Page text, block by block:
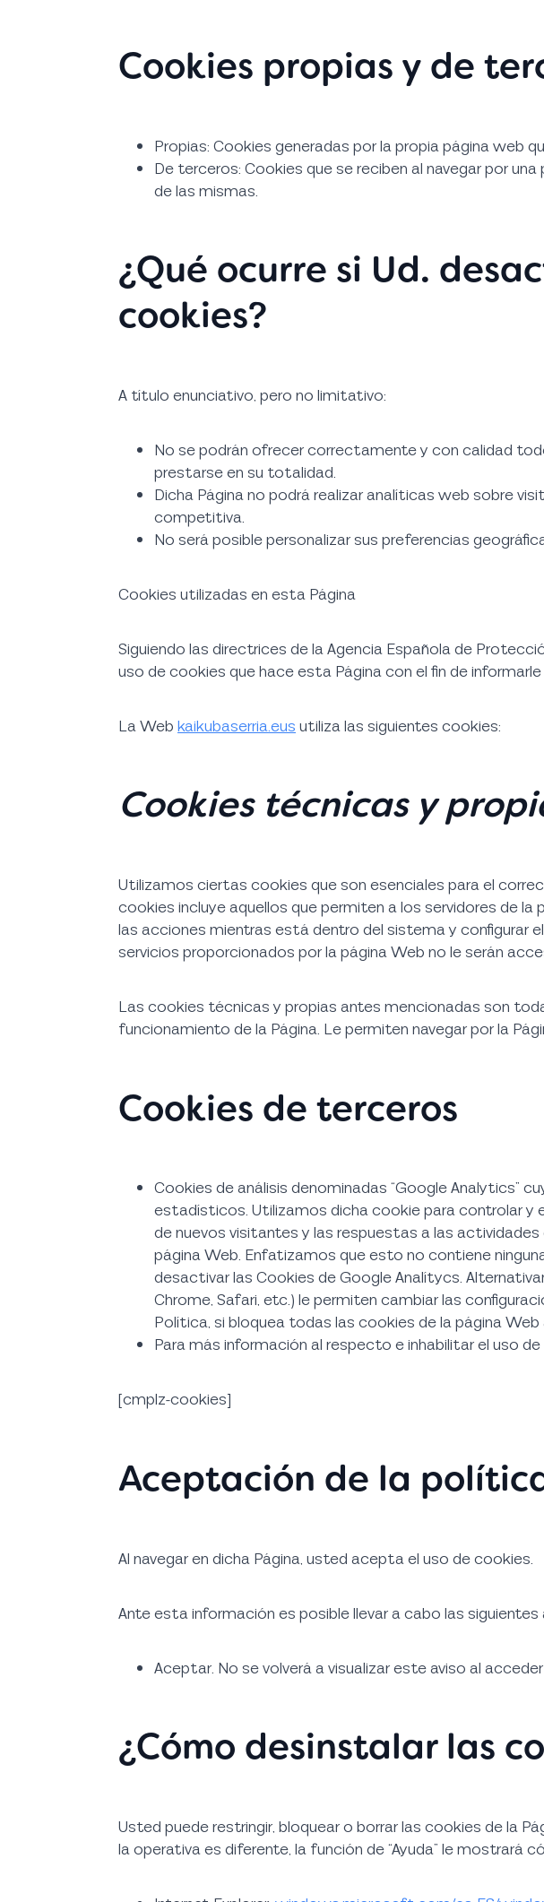
Cookies propias y de
Propias: Cookies generadas por la propia página web
De terceros: Cookies que se reciben al navegar por
de las mismas.
¿Qué ocurre si Ud.
cookies?
A título enunciativo, pero no limitativo:
No se podrán ofrecer correctamente y con calidad
prestarse en su totalidad.
Dicha Página no podrá realizar analíticas web sobre
competitiva.
No será posible personalizar sus preferencias
Cookies utilizadas en esta Página
Siguiendo las directrices de la Agencia Española de
uso de cookies que hace esta Página con el fin de
La Web kaikubaserria.eus utiliza las siguientes cookies:
Cookies técnicas y
Utilizamos ciertas cookies que son esenciales para el
cookies incluye aquellos que permiten a los servidores de
las acciones mientras está dentro del sistema y configurar
servicios proporcionados por la página Web no le serán
Las cookies técnicas y propias antes mencionadas son
funcionamiento de la Página. Le permiten navegar por la
Cookies de terceros
Cookies de análisis denominadas “Google Analytics”
estadísticos. Utilizamos dicha cookie para controlar y
de nuevos visitantes y las respuestas a las
página Web. Enfatizamos que esto no contiene
desactivar las Cookies de Google Analítycs.
Chrome, Safari, etc.) le permiten cambiar las
Política, si bloquea todas las cookies de la página
Para más información al respecto e inhabilitar el uso
[cmplz-cookies]
Aceptación de la
Al navegar en dicha Página, usted acepta el uso de cookies.
Ante esta información es posible llevar a cabo las siguientes
Aceptar. No se volverá a visualizar este aviso al
¿Cómo desinstalar las
Usted puede restringir, bloquear o borrar las cookies de la
la operativa es diferente, la función de “Ayuda” le mostrará